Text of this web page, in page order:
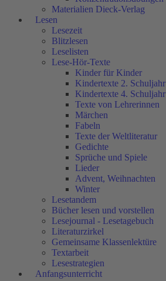
Materialien Dieck-Verlag
Lesen
Lesezeit
Blitzlesen
Leselisten
Lese-Hör-Texte
Kinder für Kinder
Kindertexte 2. Schuljahr
Kindertexte 4. Schuljahr
Texte von Lehrerinnen
Märchen
Fabeln
Texte der Weltliteratur
Gedichte
Sprüche und Spiele
Lieder
Advent, Weihnachten
Winter
Lesetandem
Bücher lesen und vorstellen
Lesejournal - Lesetagebuch
Literaturzirkel
Gemeinsame Klassenlektüre
Textarbeit
Lesestrategien
Anfangsunterricht